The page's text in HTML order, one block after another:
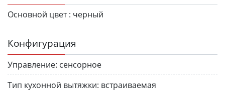
Основной цвет : черный
Конфигурация
Управление: сенсорное
Тип кухонной вытяжки: встраиваемая